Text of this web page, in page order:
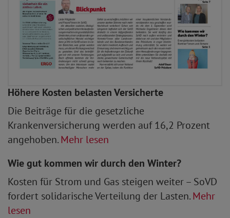
Höhere Kosten belasten Versicherte
Die Beiträge für die gesetzliche
Krankenversicherung werden auf 16,2 Prozent
angehoben.Mehr lesen
Wie gut kommen wir durch den Winter?
Kosten für Strom und Gas steigen weiter – SoVD
fordert solidarische Verteilung der Lasten.Mehr
lesen